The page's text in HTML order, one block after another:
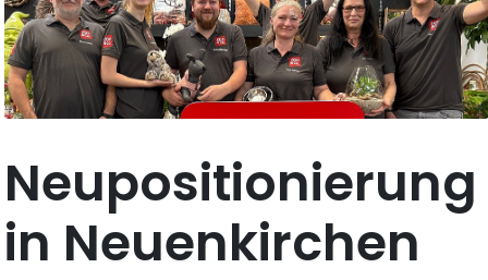
Neupositionierung
in Neuenkirchen